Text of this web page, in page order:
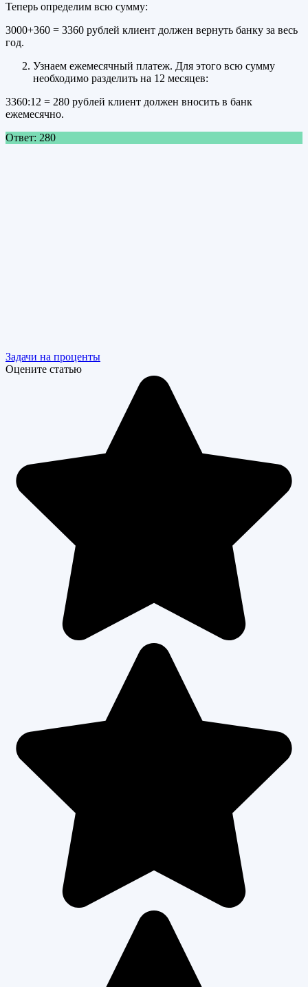
Теперь определим всю сумму:
3000+360 = 3360 рублей клиент должен вернуть банку за весь
год.
Узнаем ежемесячный платеж. Для этого всю сумму
необходимо разделить на 12 месяцев:
3360:12 = 280 рублей клиент должен вносить в банк
ежемесячно.
Ответ: 280
Задачи на проценты
Оцените статью